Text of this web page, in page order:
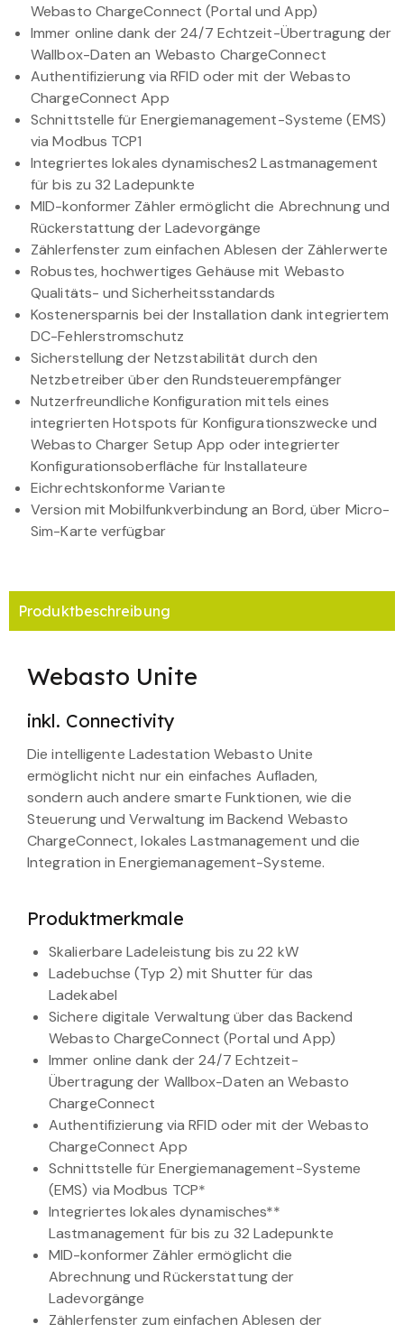
Webasto ChargeConnect (Portal und App)
Immer online dank der 24/7 Echtzeit-Übertragung der
Wallbox-Daten an Webasto ChargeConnect
Authentifizierung via RFID oder mit der Webasto
ChargeConnect App
Schnittstelle für Energiemanagement-Systeme (EMS)
via Modbus TCP1
Integriertes lokales dynamisches2 Lastmanagement
für bis zu 32 Ladepunkte
MID-konformer Zähler ermöglicht die Abrechnung und
Rückerstattung der Ladevorgänge
Zählerfenster zum einfachen Ablesen der Zählerwerte
Robustes, hochwertiges Gehäuse mit Webasto
Qualitäts- und Sicherheitsstandards
Kostenersparnis bei der Installation dank integriertem
DC-Fehlerstromschutz
Sicherstellung der Netzstabilität durch den
Netzbetreiber über den Rundsteuerempfänger
Nutzerfreundliche Konfiguration mittels eines
integrierten Hotspots für Konfigurationszwecke und
Webasto Charger Setup App oder integrierter
Konfigurationsoberfläche für Installateure
Eichrechtskonforme Variante
Version mit Mobilfunkverbindung an Bord, über Micro-
Sim-Karte verfügbar
Produktbeschreibung
Webasto Unite
inkl. Connectivity
Die intelligente Ladestation Webasto Unite
ermöglicht nicht nur ein einfaches Aufladen,
sondern auch andere smarte Funktionen, wie die
Steuerung und Verwaltung im Backend Webasto
ChargeConnect, lokales Lastmanagement und die
Integration in Energiemanagement-Systeme.
Produktmerkmale
Skalierbare Ladeleistung bis zu 22 kW
Ladebuchse (Typ 2) mit Shutter für das
Ladekabel
Sichere digitale Verwaltung über das Backend
Webasto ChargeConnect (Portal und App)
Immer online dank der 24/7 Echtzeit-
Übertragung der Wallbox-Daten an Webasto
ChargeConnect
Authentifizierung via RFID oder mit der Webasto
ChargeConnect App
Schnittstelle für Energiemanagement-Systeme
(EMS) via Modbus TCP*
Integriertes lokales dynamisches**
Lastmanagement für bis zu 32 Ladepunkte
MID-konformer Zähler ermöglicht die
Abrechnung und Rückerstattung der
Ladevorgänge
Zählerfenster zum einfachen Ablesen der